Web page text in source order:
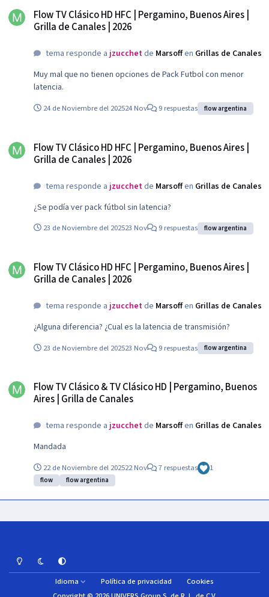
Flow TV Clásico HD HFC | Pergamino, Buenos Aires |
Grilla de Canales | 2026
tema responde ajzucchetde Marsoffen Grillas de Canales
Muy mal que no tienen opciones de Pack Futbol con menor
latencia.
24 de Noviembre del 202524 Nov 9 respuestas flow argentina
Flow TV Clásico HD HFC | Pergamino, Buenos Aires |
Grilla de Canales | 2026
tema responde a jzucchetde Marsoffen Grillas de Canales
¿Se podía ver pack fútbol sin latencia?
23 de Noviembre del 202523 Nov 9 respuestas flow argentina
Flow TV Clásico HD HFC | Pergamino, Buenos Aires |
Grilla de Canales | 2026
tema responde ajzucchetde Marsoffen Grillas de Canales
¿Alguna diferencia? ¿Cual es la latencia de transmisión?
23 de Noviembre del 202523 Nov 9 respuestas flow argentina
Flow TV Clásico & TV Clásico HD | Pergamino, Buenos
Aires | Grilla de Canales
tema responde ajzucchetde Marsoffen Grillas de Canales
Mandada
22 de Noviembre del 202522 Nov 7 respuestas 1
flow flow argentina
Light ModeDark ModeSystem Preference
Idioma Política de privacidad
Cookies